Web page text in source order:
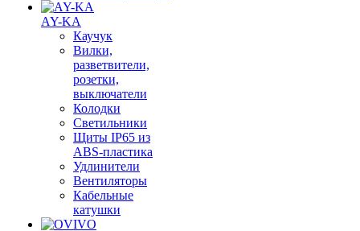
AY-KA
Каучук
Вилки,
разветвители,
розетки,
выключатели
Колодки
Светильники
Щиты IP65 из
ABS-пластика
Удлинители
Вентиляторы
Кабельные
катушки